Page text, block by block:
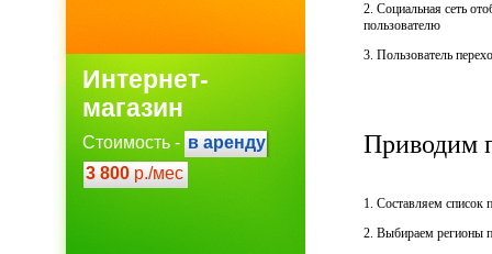
Интернет-
магазин
Стоимость - в аренду
3 800 р./мес
2. Социальная сеть
пользователю
3. Пользователь
Приводим
1. Составляем список
2. Выбираем регионы